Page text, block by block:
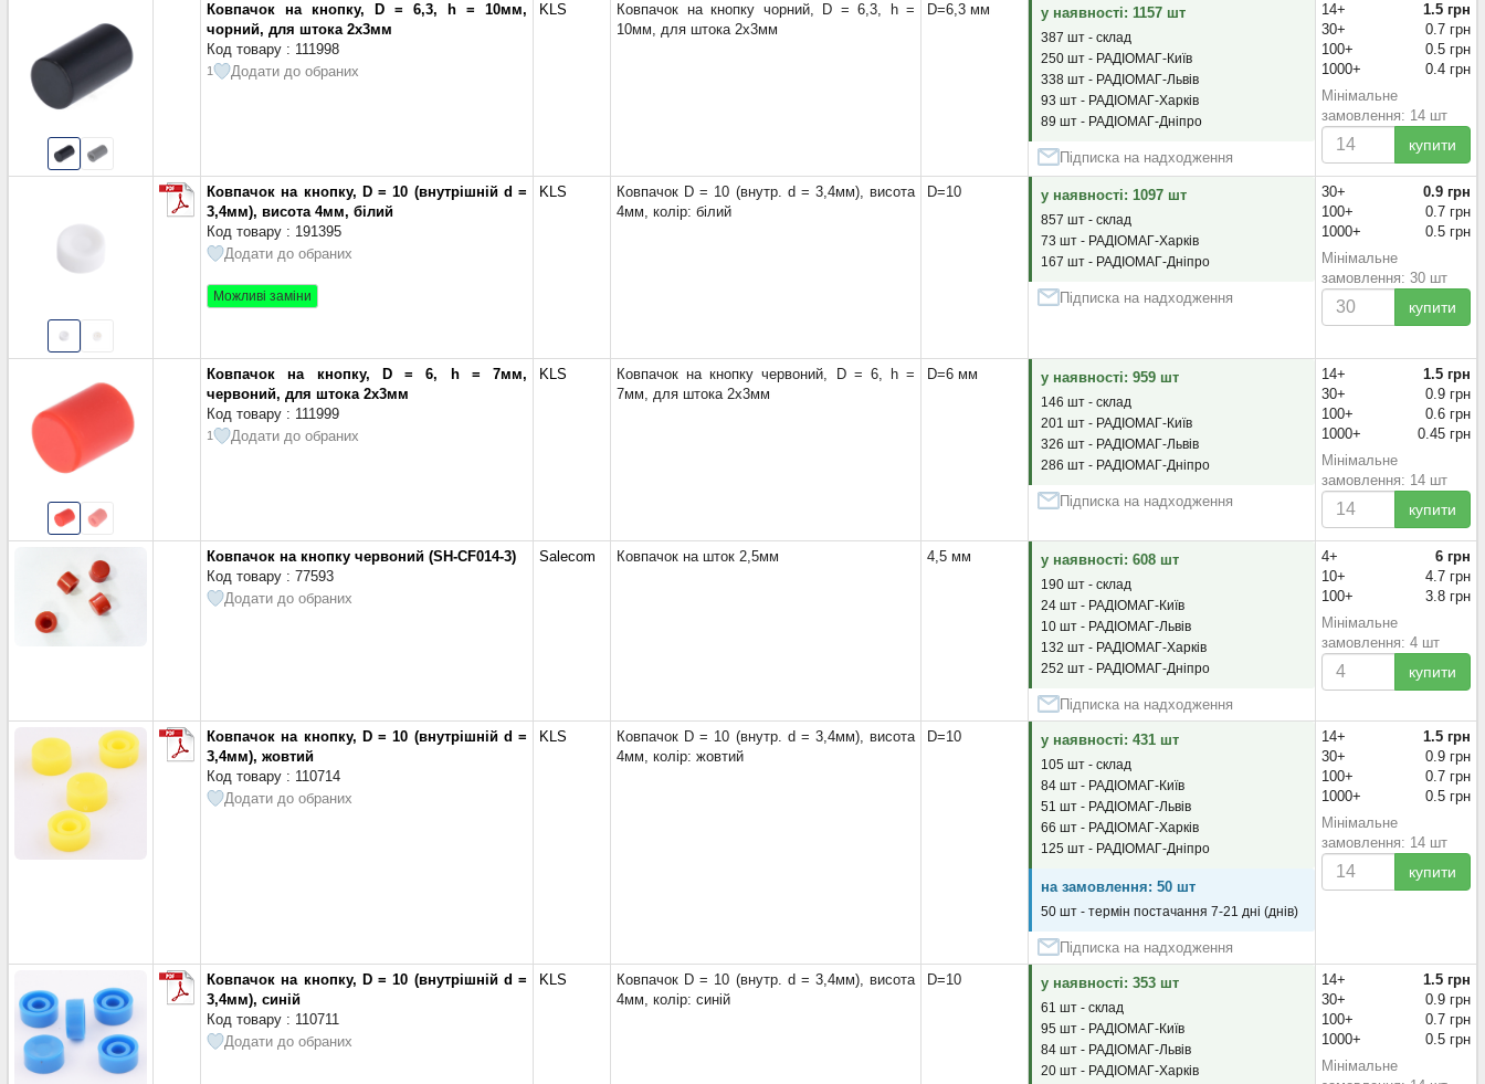
Ковпачок на кнопку, D = 6,3, h = 10мм,
чорний, для штока 2х3мм
Код товару : 111998
1 Додати до обраних
KLS
Ковпачок на кнопку чорний, D = 6,3, h =
10мм, для штока 2х3мм
D=6,3 мм у наявності: 1157 шт
387 шт - склад
250 шт - РАДІОМАГ-Київ
338 шт - РАДІОМАГ-Львів
93 шт - РАДІОМАГ-Харків
89 шт - РАДІОМАГ-Дніпро
Підписка на надходження
14+
1.5 грн
30+
0.7 грн
100+
0.5 грн
1000+
0.4 грн
Мінімальне
замовлення: 14 шт
купити
Ковпачок на кнопку, D = 10 (внутрішній d =
3,4мм), висота 4мм, білий
Код товару : 191395
Додати до обраних
Можливі заміни
KLS
Ковпачок D = 10 (внутр. d = 3,4мм), висота
4мм, колір: білий
D=10 у наявності: 1097 шт
857 шт - склад
73 шт - РАДІОМАГ-Харків
167 шт - РАДІОМАГ-Дніпро
Підписка на надходження
30+
0.9 грн
100+
0.7 грн
1000+
0.5 грн
Мінімальне
замовлення: 30 шт
купити
Ковпачок на кнопку, D = 6, h = 7мм,
червоний, для штока 2х3мм
Код товару : 111999
1 Додати до обраних
KLS
Ковпачок на кнопку червоний, D = 6, h =
7мм, для штока 2х3мм
D=6 мм у наявності: 959 шт
146 шт - склад
201 шт - РАДІОМАГ-Київ
326 шт - РАДІОМАГ-Львів
286 шт - РАДІОМАГ-Дніпро
Підписка на надходження
14+
1.5 грн
30+
0.9 грн
100+
0.6 грн
1000+
0.45 грн
Мінімальне
замовлення: 14 шт
купити
Ковпачок на кнопку червоний (SH-CF014-3)
Код товару : 77593
Додати до обраних
Salecom Ковпачок на шток 2,5мм 4,5 мм у наявності: 608 шт
190 шт - склад
24 шт - РАДІОМАГ-Київ
10 шт - РАДІОМАГ-Львів
132 шт - РАДІОМАГ-Харків
252 шт - РАДІОМАГ-Дніпро
Підписка на надходження
4+
6 грн
10+
4.7 грн
100+
3.8 грн
Мінімальне
замовлення: 4 шт
купити
Ковпачок на кнопку, D = 10 (внутрішній d =
3,4мм), жовтий
Код товару : 110714
Додати до обраних
KLS
Ковпачок D = 10 (внутр. d = 3,4мм), висота
4мм, колір: жовтий
D=10 у наявності: 431 шт
105 шт - склад
84 шт - РАДІОМАГ-Київ
51 шт - РАДІОМАГ-Львів
66 шт - РАДІОМАГ-Харків
125 шт - РАДІОМАГ-Дніпро
на замовлення: 50 шт
50 шт - термін постачання 7-21 дні (днів)
Підписка на надходження
14+
1.5 грн
30+
0.9 грн
100+
0.7 грн
1000+
0.5 грн
Мінімальне
замовлення: 14 шт
купити
Ковпачок на кнопку, D = 10 (внутрішній d =
3,4мм), синій
Код товару : 110711
Додати до обраних
KLS
Ковпачок D = 10 (внутр. d = 3,4мм), висота
4мм, колір: синій
D=10 у наявності: 353 шт
61 шт - склад
95 шт - РАДІОМАГ-Київ
84 шт - РАДІОМАГ-Львів
20 шт - РАДІОМАГ-Харків
14+
1.5 грн
30+
0.9 грн
100+
0.7 грн
1000+
0.5 грн
Мінімальне